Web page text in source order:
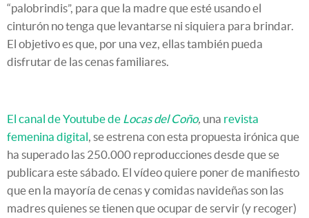
“palobrindis”, para que la madre que esté usando el
cinturón no tenga que levantarse ni siquiera para brindar.
El objetivo es que, por una vez, ellas también pueda
disfrutar de las cenas familiares.
El canal de Youtube de Locas del Coño, una revista
femenina digital , se estrena con esta propuesta irónica que
ha superado las 250.000 reproducciones desde que se
publicara este sábado. El vídeo quiere poner de manifiesto
que en la mayoría de cenas y comidas navideñas son las
madres quienes se tienen que ocupar de servir (y recoger)